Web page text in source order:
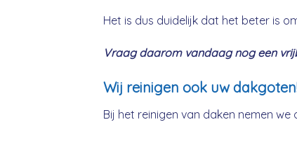
Het is dus duidelijk dat het beter is
Vraag daarom vandaag nog een
Wij reinigen ook uw
Bij het reinigen van daken nemen